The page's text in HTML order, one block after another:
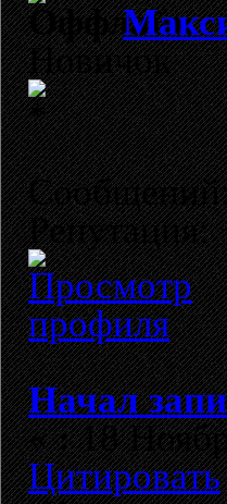
Новичок
Репутация:
Начал
«:18
Цитировать